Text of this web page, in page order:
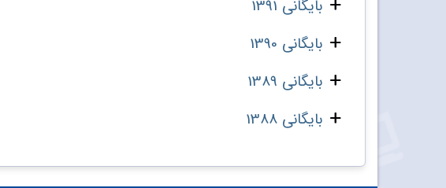
بایگانی 1391
بایگانی 1390
بایگانی 1389
بایگانی 1388